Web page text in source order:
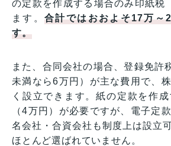
の定款を作成する場合のみ印紙税
ます。合計ではおおよそ17万～
す。
また、合同会社の場合、登録免許
未満なら6万円）が主な費用で、
く設立できます。紙の定款を作
（4万円）が必要ですが、電子定
名会社・合資会社も制度上は設立
ほとんど選ばれていません。